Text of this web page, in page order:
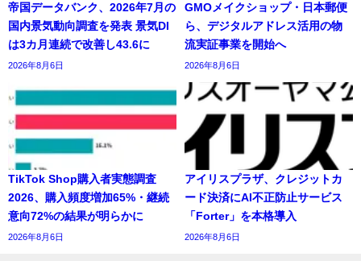
帝国データバンク、2026年7月の
国内景気動向調査を発表 景気DI
は3カ月連続で改善し43.6に
2026年8月6日
GMOメイクショップ・日本郵便
ら、デジタルアドレス活用の物
流実証事業を開始へ
2026年8月6日
TikTok Shop購入者実態調査
2026、購入頻度増加65%・継続
意向72%の結果が明らかに
2026年8月6日
アイリスプラザ、クレジットカ
ード決済にAI不正防止サービス
「Forter」を本格導入
2026年8月6日